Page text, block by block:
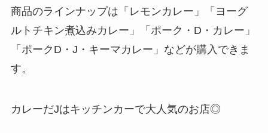
商品のラインナップは「レモンカレー」「ヨーグ
ルトチキン煮込みカレー」「ポーク・D・カレー」
「ポークD・J・キーマカレー」などが購入できま
す。
カレーだJはキッチンカーで大人気のお店◎